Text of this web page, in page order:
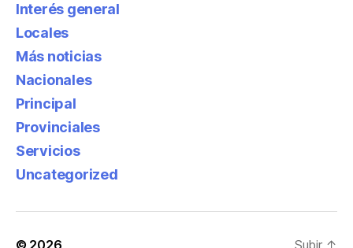
Interés general
Locales
Más noticias
Nacionales
Principal
Provinciales
Servicios
Uncategorized